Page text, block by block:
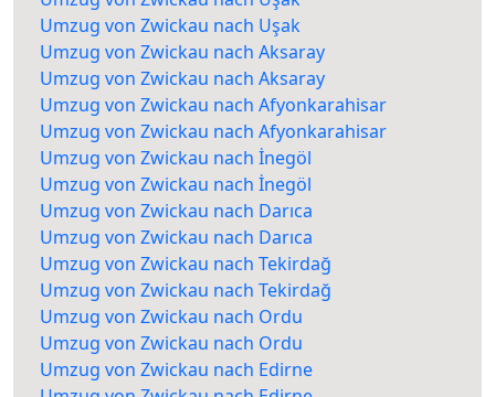
Umzug von Zwickau nach Uşak
Umzug von Zwickau nach Aksaray
Umzug von Zwickau nach Aksaray
Umzug von Zwickau nach Afyonkarahisar
Umzug von Zwickau nach Afyonkarahisar
Umzug von Zwickau nach İnegöl
Umzug von Zwickau nach İnegöl
Umzug von Zwickau nach Darıca
Umzug von Zwickau nach Darıca
Umzug von Zwickau nach Tekirdağ
Umzug von Zwickau nach Tekirdağ
Umzug von Zwickau nach Ordu
Umzug von Zwickau nach Ordu
Umzug von Zwickau nach Edirne